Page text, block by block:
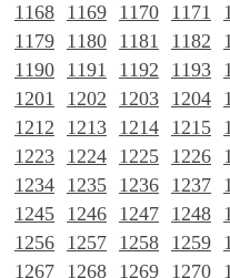
1168 1169 1170 1171
1179 1180 1181 1182
1190 1191 1192 1193
1201
1202 1203 1204
1212
1213 1214 1215
1223 1224 1225 1226
1234 1235 1236 1237
1245 1246 1247 1248
1256 1257 1258 1259
1267 1268 1269 1270